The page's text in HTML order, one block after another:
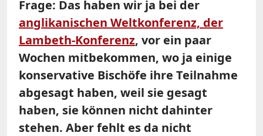
Frage: Das haben wir ja bei der
anglikanischen Weltkonferenz, der
Lambeth-Konferenz, vor ein paar
Wochen mitbekommen, wo ja einige
konservative Bischöfe ihre Teilnahme
abgesagt haben, weil sie gesagt
haben, sie können nicht dahinter
stehen. Aber fehlt es da nicht